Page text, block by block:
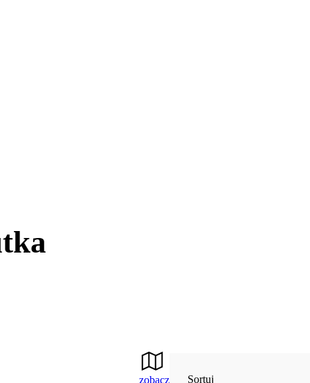
zobacz
Sortuj